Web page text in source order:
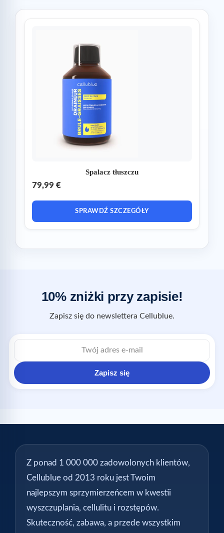
Spalacz tłuszczu
79,99 €
SPRAWDŹ SZCZEGÓŁY
10% zniżki przy zapisie!
Zapisz się do newslettera Cellublue.
Zapisz się
Z ponad 1 000 000 zadowolonych klientów,
Cellublue od 2013 roku jest Twoim
najlepszym sprzymierzeńcem w kwestii
wyszczuplania, cellulitu i rozstępów.
Skuteczność, zabawa, a przede wszystkim